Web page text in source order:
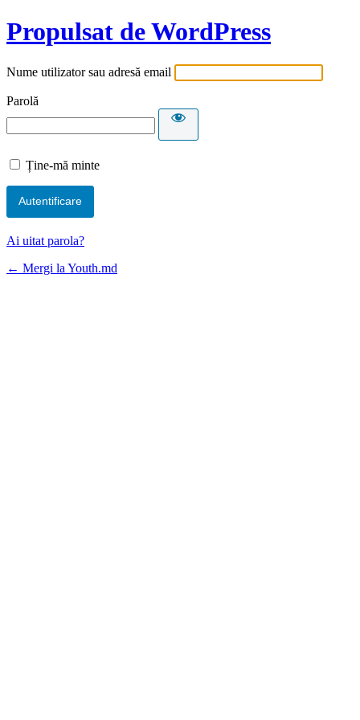
Propulsat de WordPress
Nume utilizator sau adresă email
Parolă
Ține-mă minte
Ai uitat parola?
← Mergi la Youth.md